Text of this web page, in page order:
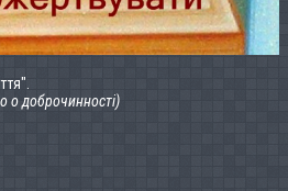
о доброчинності)